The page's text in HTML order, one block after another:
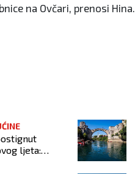
na Ovčari, prenosi Hina.
ljeta:
od